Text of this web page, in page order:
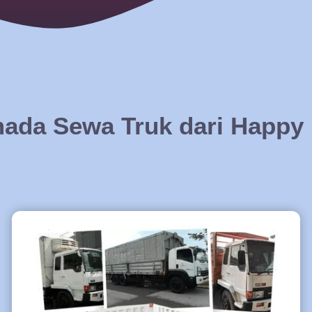
Sewa Truk dari Happy